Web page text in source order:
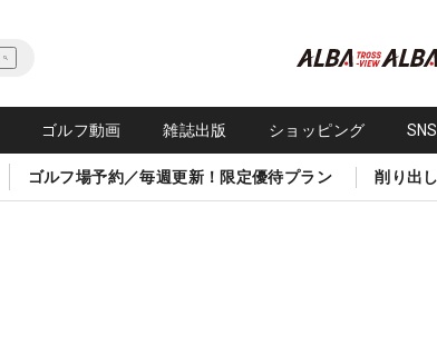
ゴルフ動画 雑誌出版 ショッピング
ゴルフ場予約／毎週更新！限定優待プラン 削り出